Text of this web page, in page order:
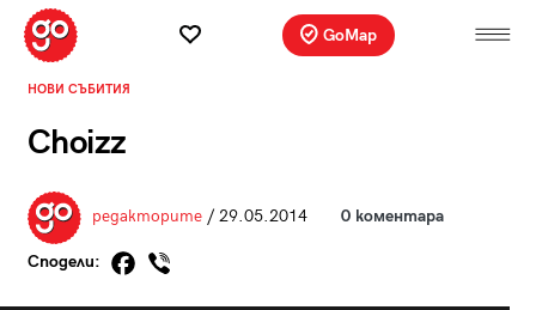
GoMap
НОВИ СЪБИТИЯ
Choizz
редакторите/ 29.05.2014 0 коментара
Сподели: